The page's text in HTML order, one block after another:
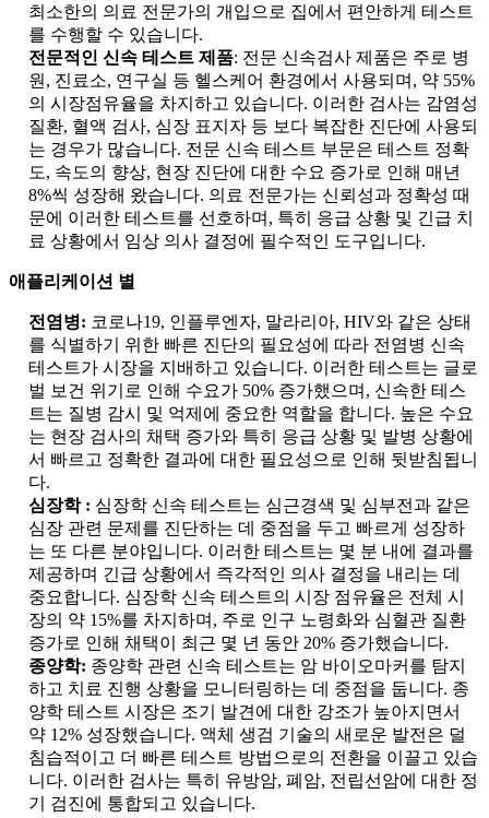
최소한의 의료 전문가의 개입으로 집에서 편안하게 테스트
를 수행할 수 있습니다.
전문적인 신속 테스트 제품: 전문 신속검사 제품은 주로 병
원, 진료소, 연구실 등 헬스케어 환경에서 사용되며, 약 55%
의 시장점유율을 차지하고 있습니다. 이러한 검사는 감염성
질환, 혈액 검사, 심장 표지자 등 보다 복잡한 진단에 사용되
는 경우가 많습니다. 전문 신속 테스트 부문은 테스트 정확
도, 속도의 향상, 현장 진단에 대한 수요 증가로 인해 매년
8%씩 성장해 왔습니다. 의료 전문가는 신뢰성과 정확성 때
문에 이러한 테스트를 선호하며, 특히 응급 상황 및 긴급 치
료 상황에서 임상 의사 결정에 필수적인 도구입니다.
애플리케이션 별
전염병: 코로나19, 인플루엔자, 말라리아, HIV와 같은 상태
를 식별하기 위한 빠른 진단의 필요성에 따라 전염병 신속
테스트가 시장을 지배하고 있습니다. 이러한 테스트는 글로
벌 보건 위기로 인해 수요가 50% 증가했으며, 신속한 테스
트는 질병 감시 및 억제에 중요한 역할을 합니다. 높은 수요
는 현장 검사의 채택 증가와 특히 응급 상황 및 발병 상황에
서 빠르고 정확한 결과에 대한 필요성으로 인해 뒷받침됩니
다.
심장학 : 심장학 신속 테스트는 심근경색 및 심부전과 같은
심장 관련 문제를 진단하는 데 중점을 두고 빠르게 성장하
는 또 다른 분야입니다. 이러한 테스트는 몇 분 내에 결과를
제공하며 긴급 상황에서 즉각적인 의사 결정을 내리는 데
중요합니다. 심장학 신속 테스트의 시장 점유율은 전체 시
장의 약 15%를 차지하며, 주로 인구 노령화와 심혈관 질환
증가로 인해 채택이 최근 몇 년 동안 20% 증가했습니다.
종양학: 종양학 관련 신속 테스트는 암 바이오마커를 탐지
하고 치료 진행 상황을 모니터링하는 데 중점을 둡니다. 종
양학 테스트 시장은 조기 발견에 대한 강조가 높아지면서
약 12% 성장했습니다. 액체 생검 기술의 새로운 발전은 덜
침습적이고 더 빠른 테스트 방법으로의 전환을 이끌고 있습
니다. 이러한 검사는 특히 유방암, 폐암, 전립선암에 대한 정
기 검진에 통합되고 있습니다.